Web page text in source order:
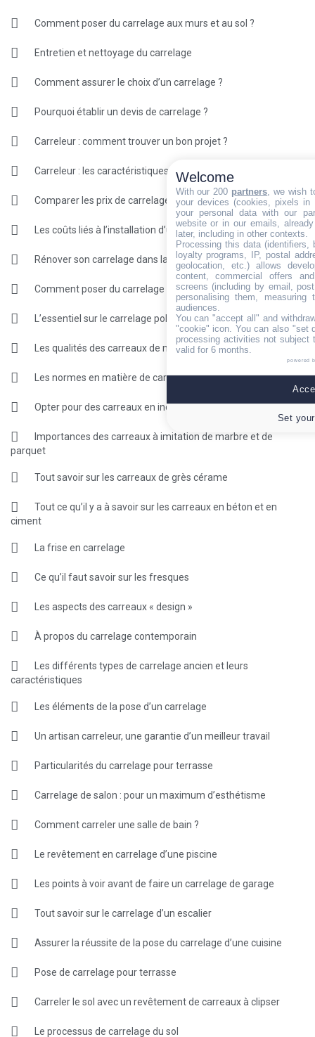
Comment poser du carrelage aux murs et au sol ?
Entretien et nettoyage du carrelage
Comment assurer le choix d’un carrelage ?
Pourquoi établir un devis de carrelage ?
Carreleur : comment trouver un bon projet ?
Carreleur : les caractéristiques du métier
Comparer les prix de carrelage
Les coûts liés à l’installation d’un revêtement en carreaux
Rénover son carrelage dans la règle de l’art
Comment poser du carrelage pour le mur ?
L’essentiel sur le carrelage poli
Les qualités des carreaux de marbre et de granit
Les normes en matière de carrelage
Opter pour des carreaux en inox pour optimiser la décoration
Importances des carreaux à imitation de marbre et de
parquet
Tout savoir sur les carreaux de grès cérame
Tout ce qu’il y a à savoir sur les carreaux en béton et en
ciment
La frise en carrelage
Ce qu’il faut savoir sur les fresques
Les aspects des carreaux « design »
À propos du carrelage contemporain
Les différents types de carrelage ancien et leurs
caractéristiques
Les éléments de la pose d’un carrelage
Un artisan carreleur, une garantie d’un meilleur travail
Particularités du carrelage pour terrasse
Carrelage de salon : pour un maximum d’esthétisme
Comment carreler une salle de bain ?
Le revêtement en carrelage d’une piscine
Les points à voir avant de faire un carrelage de garage
Tout savoir sur le carrelage d’un escalier
Assurer la réussite de la pose du carrelage d’une cuisine
Pose de carrelage pour terrasse
Carreler le sol avec un revêtement de carreaux à clipser
Le processus de carrelage du sol
Welcome
With our 200 partners, we wish
your devices (cookies, pixels
your personal data with our
website or in our emails,
later, including in other contexts.
Processing this data (identifiers,
loyalty programs, IP, postal
geolocation, etc.) allows
content, commercial offers
screens (including by email,
personalising them, measuring
audiences.
You can "accept all" and
"cookie" icon. You can also "set
processing activities not subject
valid for 6 months.
powered
Set